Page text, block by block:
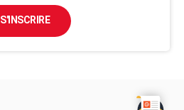
S'INSCRIRE